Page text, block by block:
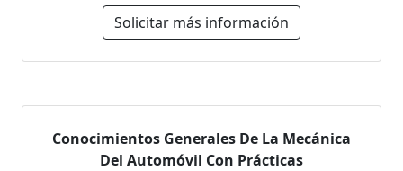
Solicitar más información
Conocimientos Generales De La Mecánica
Del Automóvil Con Prácticas